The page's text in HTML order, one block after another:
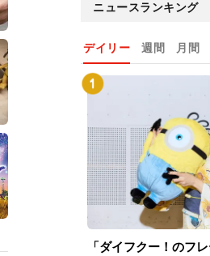
ニュースランキング
デイリー 週間 月間
「ダイフクー！のフ